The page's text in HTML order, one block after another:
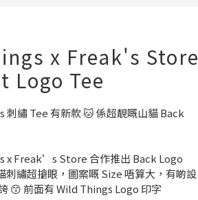
x Freak's Store
Logo Tee
刺繡 Tee 有新款 🐱 係超靚嘅山貓 Back
x Freak’s Store 合作推出 Back Logo
刺繡超搶眼，圖案嘅 Size 唔算大，有啲設
😙 前面有 Wild Things Logo 印字